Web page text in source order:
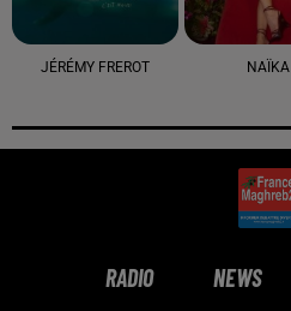
JÉRÉMY FREROT NAÏKA
RADIO NEWS